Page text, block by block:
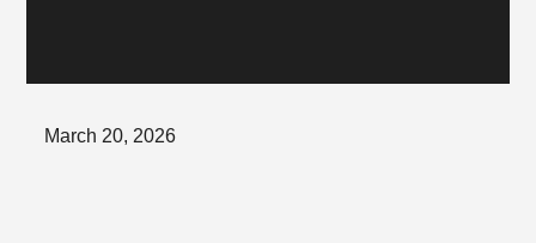
Posted
March 20, 2026